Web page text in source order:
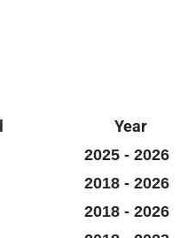
Year
2025 - 2026
2018 - 2026
2018 - 2026